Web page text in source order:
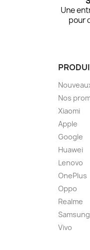
Une
pour
Nos
Xiaomi
Apple
Google
Huawei
Lenovo
OnePlus
Oppo
Realme
Samsung
Vivo